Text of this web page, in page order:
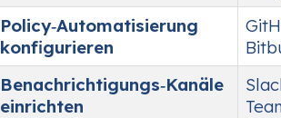
Policy‑Automatisierung
konfigurieren
Benachrichtigungs‑Kanäle
einrichten